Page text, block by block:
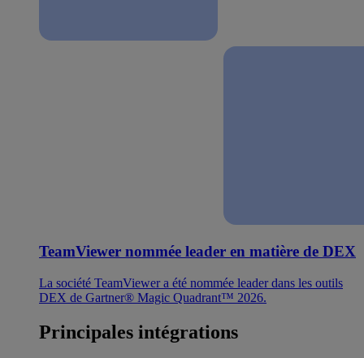
TeamViewer nommée leader en matière de DEX
La société TeamViewer a été nommée leader dans les outils
DEX de Gartner® Magic Quadrant™ 2026.
Principales intégrations